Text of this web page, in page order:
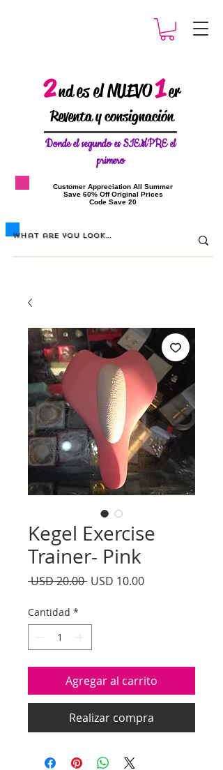
2ndes el NUEVO1er
Reventa y consignación
Donde elsegundo es SIEMPRE el
primero
​Customer Appreciation All Summer
​Save 60% Off Original Prices
​Code Save 20
Kegel Exercise
Trainer- Pink
USD 20.00 Precio
USD 10.00Precio
Cantidad *
Agregar al carrito
Realizar compra